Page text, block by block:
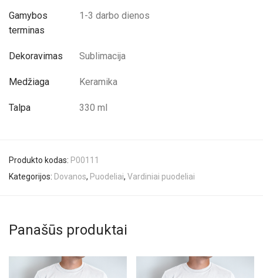
Gamybos
terminas
1-3 darbo dienos
Dekoravimas Sublimacija
Medžiaga Keramika
Talpa 330 ml
Produkto kodas: P00111
Kategorijos: Dovanos, Puodeliai, Vardiniai puodeliai
Panašūs produktai